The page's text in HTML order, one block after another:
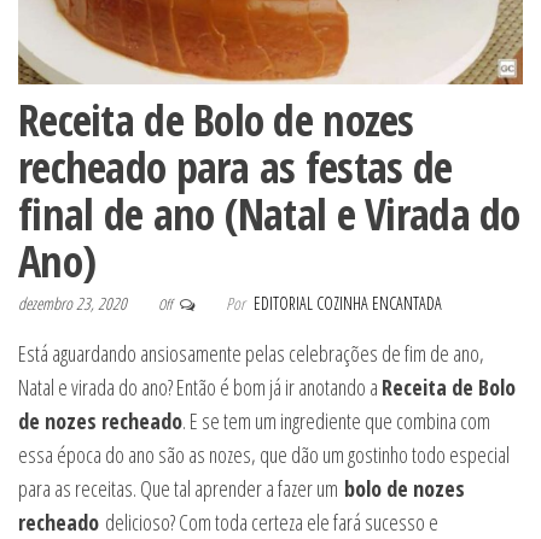
Receita de Bolo de nozes
recheado para as festas de
final de ano (Natal e Virada do
Ano)
dezembro 23, 2020 Off Por EDITORIAL COZINHA ENCANTADA
Está aguardando ansiosamente pelas celebrações de fim de ano,
Natal e virada do ano? Então é bom já ir anotando a Receita de Bolo
de nozes recheado. E se tem um ingrediente que combina com
essa época do ano são as nozes, que dão um gostinho todo especial
para as receitas. Que tal aprender a fazer um bolo de nozes
recheado delicioso? Com toda certeza ele fará sucesso e